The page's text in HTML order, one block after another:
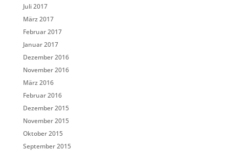
Juli 2017
März 2017
Februar 2017
Januar 2017
Dezember 2016
November 2016
März 2016
Februar 2016
Dezember 2015
November 2015
Oktober 2015
September 2015